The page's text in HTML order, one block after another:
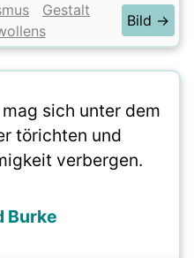
Gestalt
Bild →
sich unter dem
törichten und
verbergen.
Burke